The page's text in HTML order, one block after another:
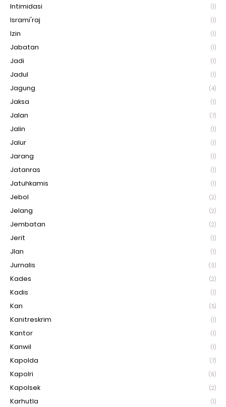
Intimidasi (1)
Isrami'raj (1)
Izin (1)
Jabatan (1)
Jadi (1)
Jadul (1)
Jagung (4)
Jaksa (1)
Jalan (7)
Jalin (1)
Jalur (1)
Jarang (1)
Jatanras (1)
Jatuhkamis (1)
Jebol (2)
Jelang (2)
Jembatan (2)
Jerit (1)
Jlan (1)
Jurnalis (3)
Kades (2)
Kadis (1)
Kan (5)
Kanitreskrim (1)
Kantor (1)
Kanwil (1)
Kapolda (7)
Kapolri (6)
Kapolsek (2)
Karhutla (1)